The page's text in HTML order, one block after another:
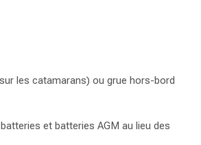
les catamarans) ou grue hors-bord
et batteries AGM au lieu des